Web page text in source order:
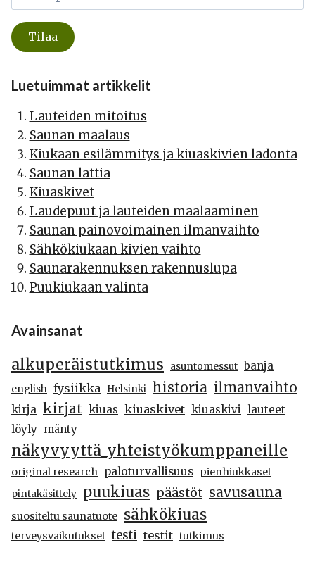
Luetuimmat artikkelit
Lauteiden mitoitus
Saunan maalaus
Kiukaan esilämmitys ja kiuaskivien ladonta
Saunan lattia
Kiuaskivet
Laudepuut ja lauteiden maalaaminen
Saunan painovoimainen ilmanvaihto
Sähkökiukaan kivien vaihto
Saunarakennuksen rakennuslupa
Puukiukaan valinta
Avainsanat
alkuperäistutkimus asuntomessut banja
english fysiikka Helsinki historia ilmanvaihto
kirja kirjat kiuas kiuaskivet kiuaskivi lauteet
löyly mänty
näkyvyyttä_yhteistyökumppaneille
original research paloturvallisuus pienhiukkaset
pintakäsittely puukiuas päästöt savusauna
suositeltu saunatuote sähkökiuas
terveysvaikutukset testi testit tutkimus